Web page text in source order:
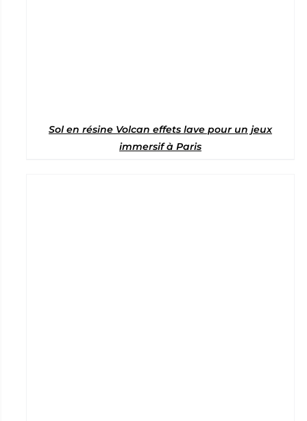
Sol en résine Volcan effets lave pour un jeux
immersif à Paris